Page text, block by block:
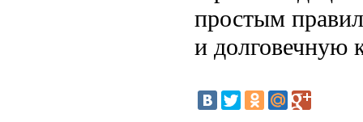
простым
и долговечную